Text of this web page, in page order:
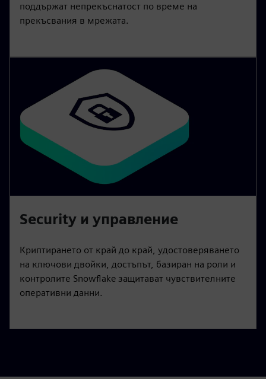
поддържат непрекъснатост по време на
прекъсвания в мрежата.
Security и управление
Криптирането от край до край, удостоверяването
на ключови двойки, достъпът, базиран на роли и
контролите Snowflake защитават чувствителните
оперативни данни.